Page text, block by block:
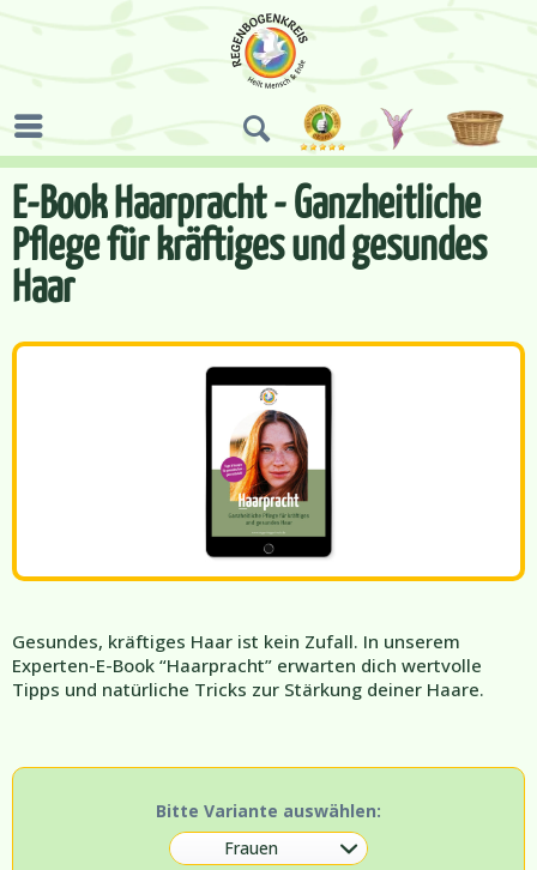
E-Book Haarpracht - Ganzheitliche
Pflege für kräftiges und gesundes
Haar
Gesundes, kräftiges Haar ist kein Zufall. In unserem
Experten-E-Book “Haarpracht” erwarten dich wertvolle
Tipps und natürliche Tricks zur Stärkung deiner Haare.
Bitte Variante auswählen: